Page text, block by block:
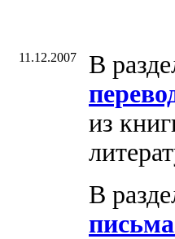
11.12.2007 В
из
В